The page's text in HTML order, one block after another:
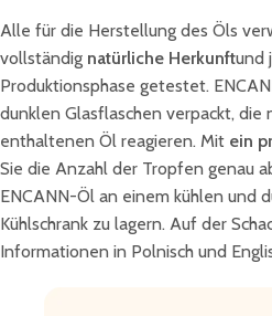
Alle für die Herstellung des Öls
vollständig natürliche Herkunftund
Produktionsphase getestet.
dunklen Glasflaschen verpackt, die
enthaltenen Öl reagieren. Mit ein
Sie die Anzahl der Tropfen genau
ENCANN-Öl an einem kühlen und
Kühlschrank zu lagern. Auf der
Informationen in Polnisch und